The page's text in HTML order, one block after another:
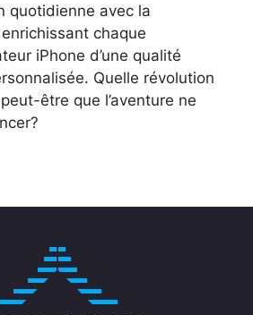
quotidienne avec la
chaque
iPhone d’une qualité
Quelle révolution
être que l’aventure ne